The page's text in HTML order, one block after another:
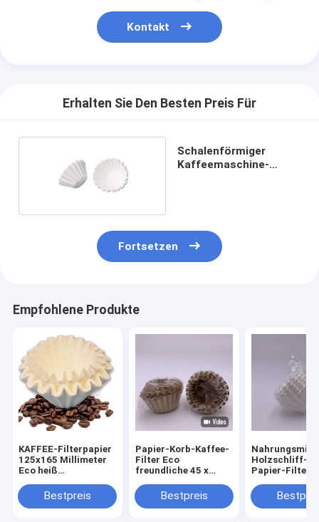
Kontakt
Erhalten Sie Den Besten Preis Für
Schalenförmiger
Kaffeemaschine-
Fortsetzen
Empfohlene Produkte
KAFFEE-Filterpapier
125x165 Millimeter
Eco heiß
WegwerfBestpreis
Papier-Korb-Kaffee-
Filter Eco
freundliche 45 x
Holzschliff-ISO9001
Bestpreis
Holzschliff-
Papier-Filter
Kaffee